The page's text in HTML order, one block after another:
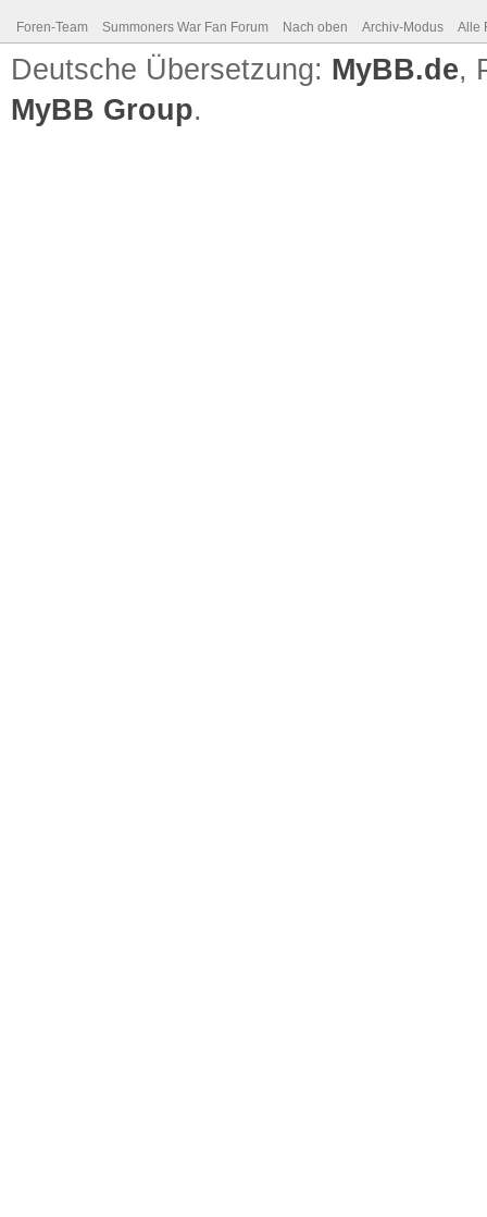
Foren-Team Summoners War Fan Forum Nach oben Archiv-Modus Alle
Deutsche Übersetzung: MyBB.de,
MyBB Group.